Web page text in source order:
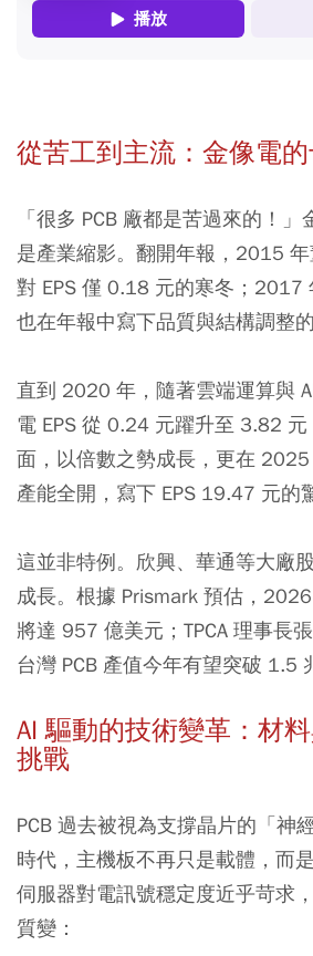
從苦工到主流：金像電
「很多 PCB 廠都是苦過來的！
是產業縮影。翻開年報，2015
對 EPS 僅 0.18 元的寒冬；2017
也在年報中寫下品質與結構調整的
直到 2020 年，隨著雲端運算與
電 EPS 從 0.24 元躍升至 3.82
面，以倍數之勢成長，更在
產能全開，寫下 EPS 19.47 元的
這並非特例。欣興、華通等大廠
成長。根據 Prismark 預估，
將達 957 億美元；TPCA 理事長
台灣 PCB 產值今年有望突破 1.5
AI 驅動的技術變革：材
挑戰
PCB 過去被視為支撐晶片的「神
時代，主機板不再只是載體，而
伺服器對電訊號穩定度近乎苛求
質變：